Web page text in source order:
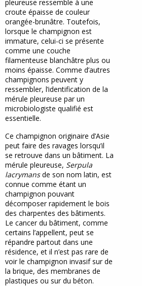
pleureuse ressemble à une
croute épaisse de couleur
orangée-brunâtre. Toutefois,
lorsque le champignon est
immature, celui-ci se présente
comme une couche
filamenteuse blanchâtre plus ou
moins épaisse. Comme d’autres
champignons peuvent y
ressembler, l’identification de la
mérule pleureuse par un
microbiologiste qualifié est
essentielle.
Ce champignon originaire d’Asie
peut faire des ravages lorsqu’il
se retrouve dans un bâtiment. La
mérule pleureuse, Serpula
lacrymansde son nom latin, est
connue comme étant un
champignon pouvant
décomposer rapidement le bois
des charpentes des bâtiments.
Le cancer du bâtiment, comme
certains l’appellent, peut se
répandre partout dans une
résidence, et il n’est pas rare de
voir le champignon invasif sur de
la brique, des membranes de
plastiques ou sur du béton.